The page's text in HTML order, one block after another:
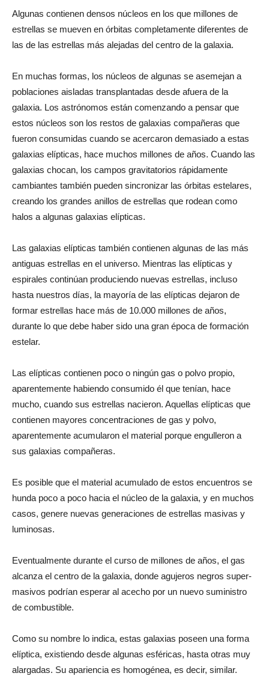
Algunas contienen densos núcleos en los que millones de
estrellas se mueven en órbitas completamente diferentes de
las de las estrellas más alejadas del centro de la galaxia.
En muchas formas, los núcleos de algunas se asemejan a
poblaciones aisladas transplantadas desde afuera de la
galaxia. Los astrónomos están comenzando a pensar que
estos núcleos son los restos de galaxias compañeras que
fueron consumidas cuando se acercaron demasiado a estas
galaxias elípticas, hace muchos millones de años. Cuando las
galaxias chocan, los campos gravitatorios rápidamente
cambiantes también pueden sincronizar las órbitas estelares,
creando los grandes anillos de estrellas que rodean como
halos a algunas galaxias elípticas.
Las galaxias elípticas también contienen algunas de las más
antiguas estrellas en el universo. Mientras las elípticas y
espirales continúan produciendo nuevas estrellas, incluso
hasta nuestros días, la mayoría de las elípticas dejaron de
formar estrellas hace más de 10.000 millones de años,
durante lo que debe haber sido una gran época de formación
estelar.
Las elípticas contienen poco o ningún gas o polvo propio,
aparentemente habiendo consumido él que tenían, hace
mucho, cuando sus estrellas nacieron. Aquellas elípticas que
contienen mayores concentraciones de gas y polvo,
aparentemente acumularon el material porque engulleron a
sus galaxias compañeras.
Es posible que el material acumulado de estos encuentros se
hunda poco a poco hacia el núcleo de la galaxia, y en muchos
casos, genere nuevas generaciones de estrellas masivas y
luminosas.
Eventualmente durante el curso de millones de años, el gas
alcanza el centro de la galaxia, donde agujeros negros super-
masivos podrían esperar al acecho por un nuevo suministro
de combustible.
Como su nombre lo indica, estas galaxias poseen una forma
elíptica, existiendo desde algunas esféricas, hasta otras muy
alargadas. Su apariencia es homogénea, es decir, similar.